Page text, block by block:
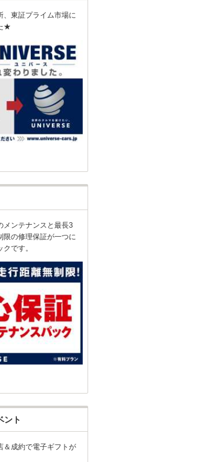
だと思います
での購入でしたので、車両の外装や内装の状態について
も丁寧に対応くださり助かっています。お店は綺麗でたく
C4ピカソ（2026/02購入）
東証プライム市場に
★
メンテナンスと最長3
限の修理保証が一つに
です。
ント
＆成約で電子ギフトが